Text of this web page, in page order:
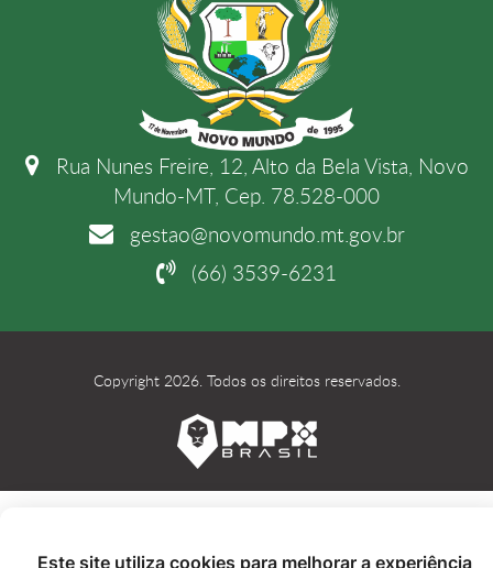
Rua Nunes Freire, 12, Alto da Bela Vista, Novo
Mundo-MT, Cep. 78.528-000
gestao@novomundo.mt.gov.br
(66) 3539-6231
Copyright 2026. Todos os direitos reservados.
Este site utiliza cookies para melhorar a experiência